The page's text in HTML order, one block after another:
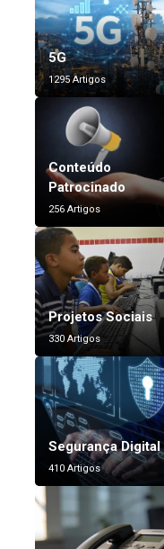
5G
1295 Artigos
Conteúdo
Patrocinado
256 Artigos
Projetos Sociais
330 Artigos
Segurança Digital
410 Artigos